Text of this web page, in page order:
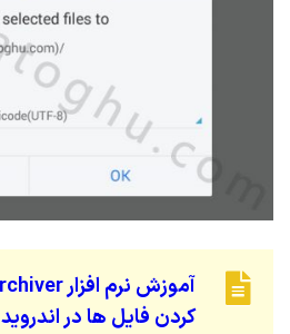
کردن فایل ها در اندروید